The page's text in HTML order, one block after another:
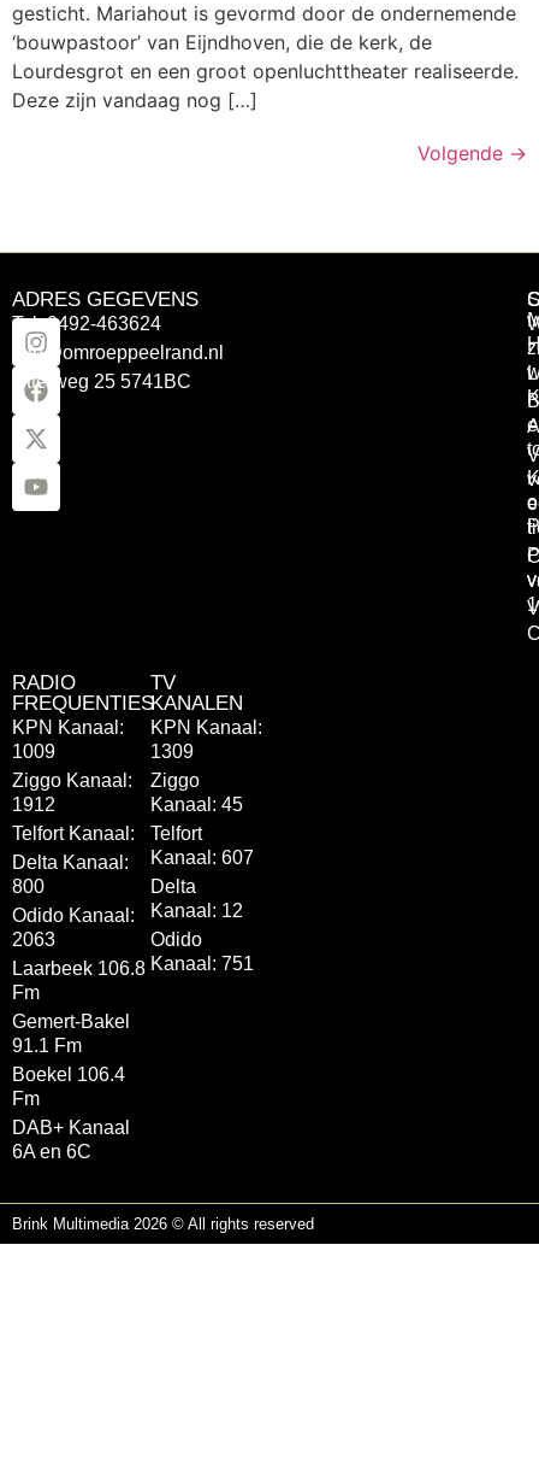
gesticht. Mariahout is gevormd door de ondernemende
‘bouwpastoor’ van Eijndhoven, die de kerk, de
Lourdesgrot en een groot openluchttheater realiseerde.
Deze zijn vandaag nog […]
Volgende →
ADRES GEGEVENS
Tel: 0492-463624
info@omroeppeelrand.nl
Otterweg 25 5741BC
RADIO
FREQUENTIES
KPN Kanaal:
1009
Ziggo Kanaal:
1912
Telfort Kanaal:
Delta Kanaal:
800
Odido Kanaal:
2063
Laarbeek 106.8
Fm
Gemert-Bakel
91.1 Fm
Boekel 106.4
Fm
DAB+ Kanaal
6A en 6C
TV
KANALEN
KPN Kanaal:
1309
Ziggo
Kanaal: 45
Telfort
Kanaal: 607
Delta
Kanaal: 12
Odido
Kanaal: 751
Brink Multimedia 2026 © All rights reserved